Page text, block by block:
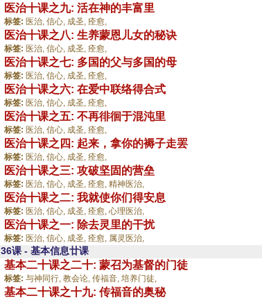
医治十课之九: 活在神的丰富里
标签: 医治, 信心, 成圣, 痊愈,
医治十课之八: 生养蒙恩儿女的秘诀
标签: 医治, 信心, 成圣, 痊愈,
医治十课之七: 多国的父与多国的母
标签: 医治, 信心, 成圣, 痊愈,
医治十课之六: 在爱中联络得合式
标签: 医治, 信心, 成圣, 痊愈,
医治十课之五: 不再徘徊于混沌里
标签: 医治, 信心, 成圣, 痊愈,
医治十课之四: 起来，拿你的褥子走罢
标签: 医治, 信心, 成圣, 痊愈,
医治十课之三: 攻破坚固的营垒
标签: 医治, 信心, 成圣, 痊愈, 精神医治,
医治十课之二: 我就使你们得安息
标签: 医治, 信心, 成圣, 痊愈, 心理医治,
医治十课之一: 除去灵里的干扰
标签: 医治, 信心, 成圣, 痊愈, 属灵医治,
36课 - 基本信息廿课
基本二十课之二十: 蒙召为基督的门徒
标签: 与神同行, 教会论, 传福音, 培养门徒,
基本二十课之十九: 传福音的奥秘